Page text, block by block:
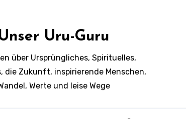
Uru-Guru
über Ursprüngliches, Spirituelles,
die Zukunft, inspirierende Menschen,
Werte und leise Wege